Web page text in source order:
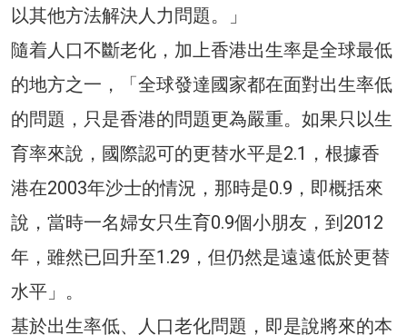
以其他方法解決人力問題。」
隨着人口不斷老化，加上香港出生率是全球最低
的地方之一，「全球發達國家都在面對出生率低
的問題，只是香港的問題更為嚴重。如果只以生
育率來說，國際認可的更替水平是2.1，根據香
港在2003年沙士的情況，那時是0.9，即概括來
說，當時一名婦女只生育0.9個小朋友，到2012
年，雖然已回升至1.29，但仍然是遠遠低於更替
水平」。
基於出生率低、人口老化問題，即是說將來的本